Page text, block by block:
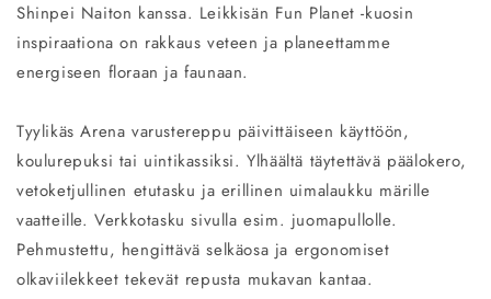
Shinpei Naiton kanssa. Leikkisän Fun Planet -kuosin
inspiraationa on rakkaus veteen ja planeettamme
energiseen floraan ja faunaan.
Tyylikäs Arena varustereppu päivittäiseen käyttöön,
koulurepuksi tai uintikassiksi. Ylhäältä täytettävä päälokero,
vetoketjullinen etutasku ja erillinen uimalaukku märille
vaatteille. Verkkotasku sivulla esim. juomapullolle.
Pehmustettu, hengittävä selkäosa ja ergonomiset
olkaviilekkeet tekevät repusta mukavan kantaa.